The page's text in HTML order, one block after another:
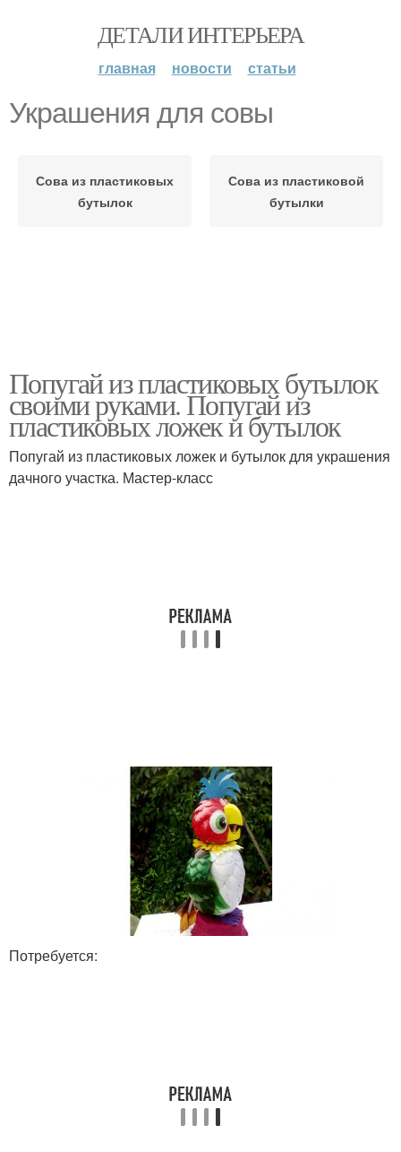
ДЕТАЛИ ИНТЕРЬЕРА
главная новости статьи
Украшения для совы
Сова из пластиковых
бутылок
Сова из пластиковой
бутылки
Попугай из пластиковых бутылок
своими руками. Попугай из
пластиковых ложек и бутылок
Попугай из пластиковых ложек и бутылок для украшения
дачного участка. Мастер-класс
Потребуется: